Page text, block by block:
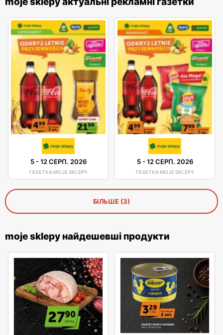
5-12 СЕРП. 2026
ГАЗЕТКА MOJE SKLEPY
5-12 СЕРП. 2026
ГАЗЕТКА MOJE SKLEPY
БІЛЬШЕ (3)
moje sklepy найдешевші продукти